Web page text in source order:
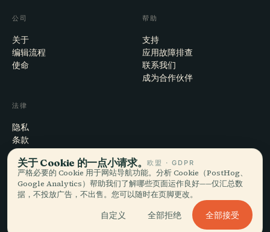
公司
关于
编辑流程
使命
帮助
支持
应用故障排查
联系我们
成为合作伙伴
法律
隐私
条款
Cookie 设置
注销账户
© 2026 Audiala · 制作于瑞士莫尔日，也在路上、在云端
EN · FR · DE · ES · IT · PT · JA · ZH · HI · RU · CS · AR
关于 Cookie 的一点小请求。欧盟 · GDPR
严格必要的 Cookie 用于网站导航功能。分析 Cookie（PostHog、
Google Analytics）帮助我们了解哪些页面运作良好——仅汇总数
据，不投放广告，不出售。您可以随时在页脚更改。
自定义 全部拒绝 全部接受